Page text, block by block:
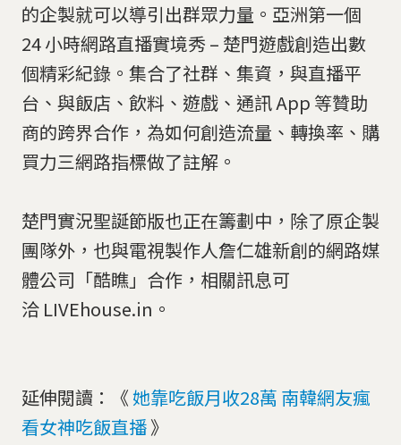
的企製就可以導引出群眾力量。亞洲第一個
24 小時網路直播實境秀 – 楚門遊戲創造出數
個精彩紀錄。集合了社群、集資，與直播平
台、與飯店、飲料、遊戲、通訊 App 等贊助
商的跨界合作，為如何創造流量、轉換率、購
買力三網路指標做了註解。
楚門實況聖誕節版也正在籌劃中，除了原企製
團隊外，也與電視製作人詹仁雄新創的網路媒
體公司「酷瞧」合作，相關訊息可
洽 LIVEhouse.in。
延伸閱讀：《她靠吃飯月收28萬 南韓網友瘋
看女神吃飯直播》